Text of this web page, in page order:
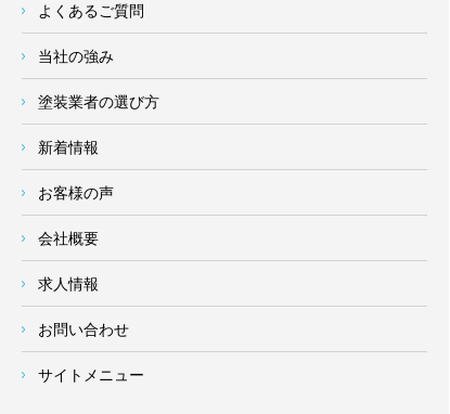
よくあるご質問
当社の強み
塗装業者の選び方
新着情報
お客様の声
会社概要
求人情報
お問い合わせ
サイトメニュー